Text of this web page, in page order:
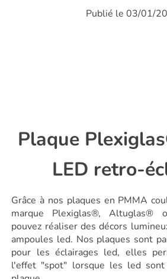
Publié le 03/01/
Plaque
LED retro-
Grâce à nos plaques en PMMA
marque Plexiglas®, Altuglas®
pouvez réaliser des décors
ampoules led. Nos plaques sont
pour les éclairages led, elles
l'effet "spot" lorsque les led